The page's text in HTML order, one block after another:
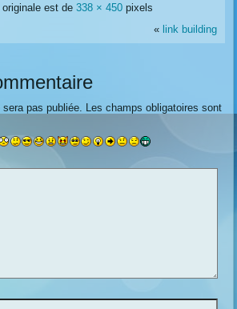
originale est de 338 × 450pixels
« link building
pas publiée. Les champs obligatoires sont